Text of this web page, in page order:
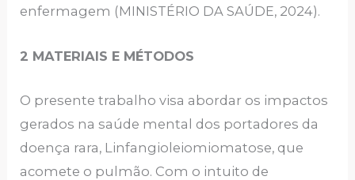
enfermagem (MINISTÉRIO DA SAÚDE, 2024).
2 MATERIAIS E MÉTODOS
O presente trabalho visa abordar os impactos
gerados na saúde mental dos portadores da
doença rara, Linfangioleiomiomatose, que
acomete o pulmão. Com o intuito de